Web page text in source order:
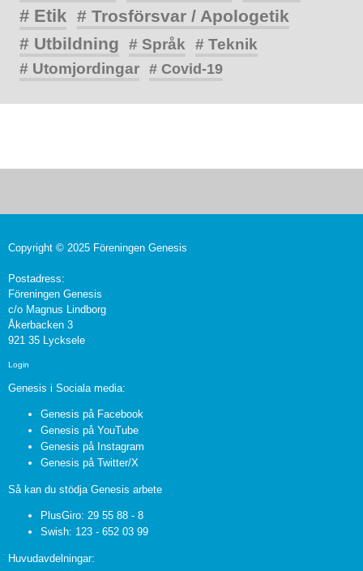
# Etik # Trosförsvar / Apologetik
# Utbildning
# Språk
# Teknik
# Utomjordingar # Covid-19
Copyright © 2025 Föreningen Genesis
Postadress:
Föreningen Genesis
c/o Magnus Lindborg
Åkerbacken 3
921 35 Lycksele
Login
Genesis i Sociala media:
Genesis på Facebook
Genesis på YouTube
Genesis på Instagram
Genesis på Twitter/X
Så kan du stödja Genesis arbete
PlusGiro: 29 55 88 - 8
Swish: 123 - 652 03 99
Huvudavdelningar: